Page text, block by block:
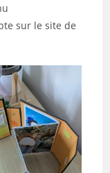
sur le site de